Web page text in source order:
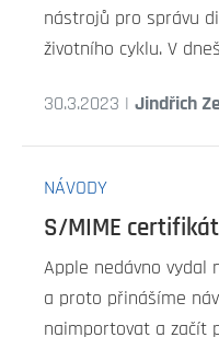
nástrojů pro správu
životního cyklu. V
30.3.2023 | Jindřich
NÁVODY
S/MIME
Apple nedávno vydal
a proto přinášíme
naimportovat a začít